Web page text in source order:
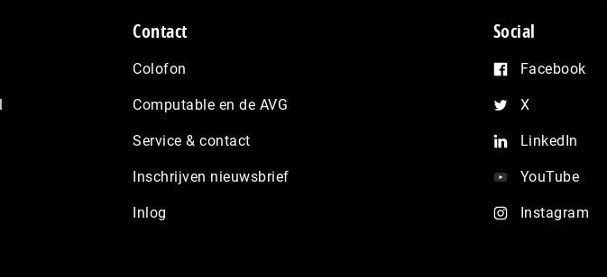
Contact
Colofon
Computable en de AVG
Service & contact
Inschrijven nieuwsbrief
Inlog
Social
Facebook
X
LinkedIn
YouTube
Instagram